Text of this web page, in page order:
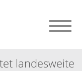
landesweite